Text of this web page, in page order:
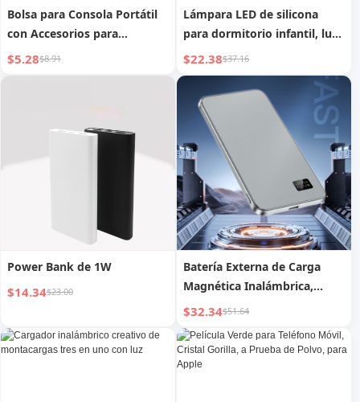
Bolsa para Consola Portátil
con Accesorios para
Estudiantes, Batería Externa
$5.28$8.91
Lámpara LED de silicona
para dormitorio infantil, luz
nocturna recargable para
bebé con protección ocular
en mesita de noche
$22.38$37.16
Power Bank de 1W
$14.34$23.00
Batería Externa de Carga
Magnética Inalámbrica,
Compatible con Android
Apple Magsafe, Batería
Externa Ultraligera y Fina de
Carga Rápida
$32.34$51.64